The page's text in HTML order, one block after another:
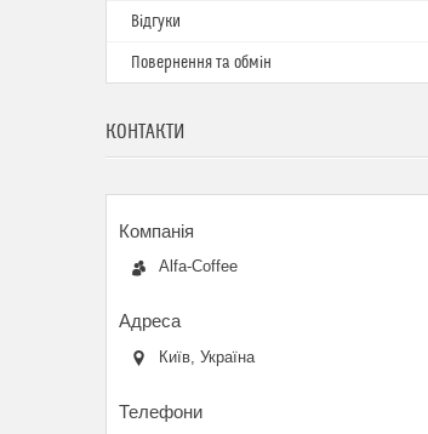
Відгуки
Повернення та обмін
КОНТАКТИ
Alfa-Coffee
Київ, Україна